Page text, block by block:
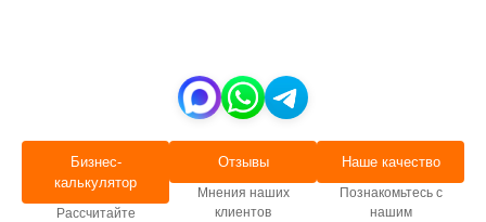
Бизнес-
калькулятор
Рассчитайте
Отзывы
Мнения наших
клиентов
Наше качество
Познакомьтесь с
нашим